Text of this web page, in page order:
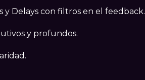
y Delays con filtros en el feedback.
y profundos.